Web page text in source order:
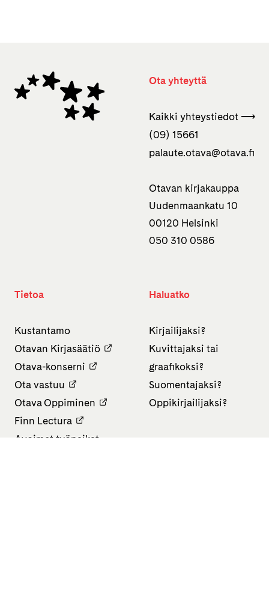
Ota yhteyttä
Kaikki yhteystiedot ⟶
(09) 15661
palaute.otava­@otava.fi
Otavan kirjakauppa
Uudenmaankatu 10
00120 Helsinki
050 310 0586
Tietoa
Kustantamo
Otavan Kirjasäätiö
Otava-konserni
Ota vastuu
Otava Oppiminen
Finn Lectura
Avoimet työpaikat
Haluatko
Kirjailijaksi?
Kuvittajaksi tai
graafikoksi?
Suomentajaksi?
Oppikirjailijaksi?